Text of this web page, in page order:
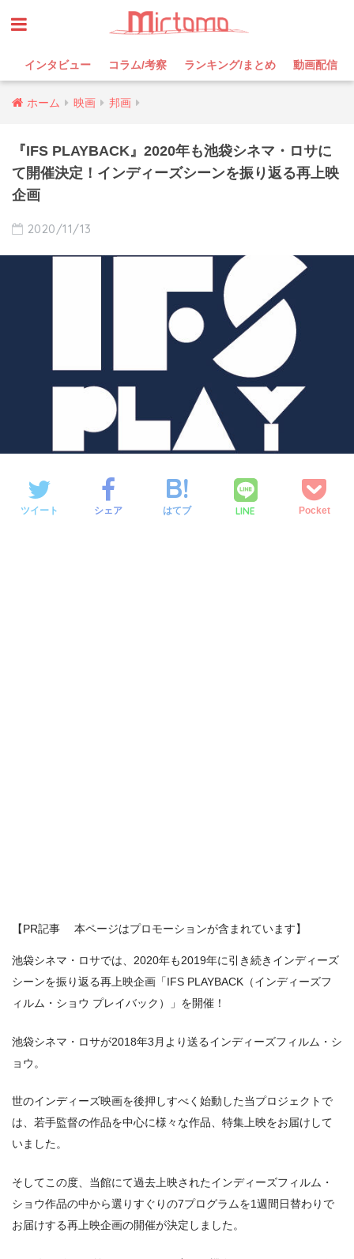
インタビュー コラム/考察 ランキング/まとめ 動画配信
ホーム 映画 邦画
『IFS PLAYBACK』2020年も池袋シネマ・ロサに
て開催決定！インディーズシーンを振り返る再上映
企画
2020/11/13
ツイート シェア はてブ LINE Pocket
【PR記事 本ページはプロモーションが含まれています】
池袋シネマ・ロサでは、2020年も2019年に引き続きインディーズ
シーンを振り返る再上映企画「IFS PLAYBACK（インディーズフ
ィルム・ショウ プレイバック）」を開催！
池袋シネマ・ロサが2018年3月より送るインディーズフィルム・シ
ョウ。
世のインディーズ映画を後押しすべく始動した当プロジェクトで
は、若手監督の作品を中心に様々な作品、特集上映をお届けして
いました。
そしてこの度、当館にて過去上映されたインディーズフィルム・
ショウ作品の中から選りすぐりの7プログラムを1週間日替わりで
お届けする再上映企画の開催が決定しました。